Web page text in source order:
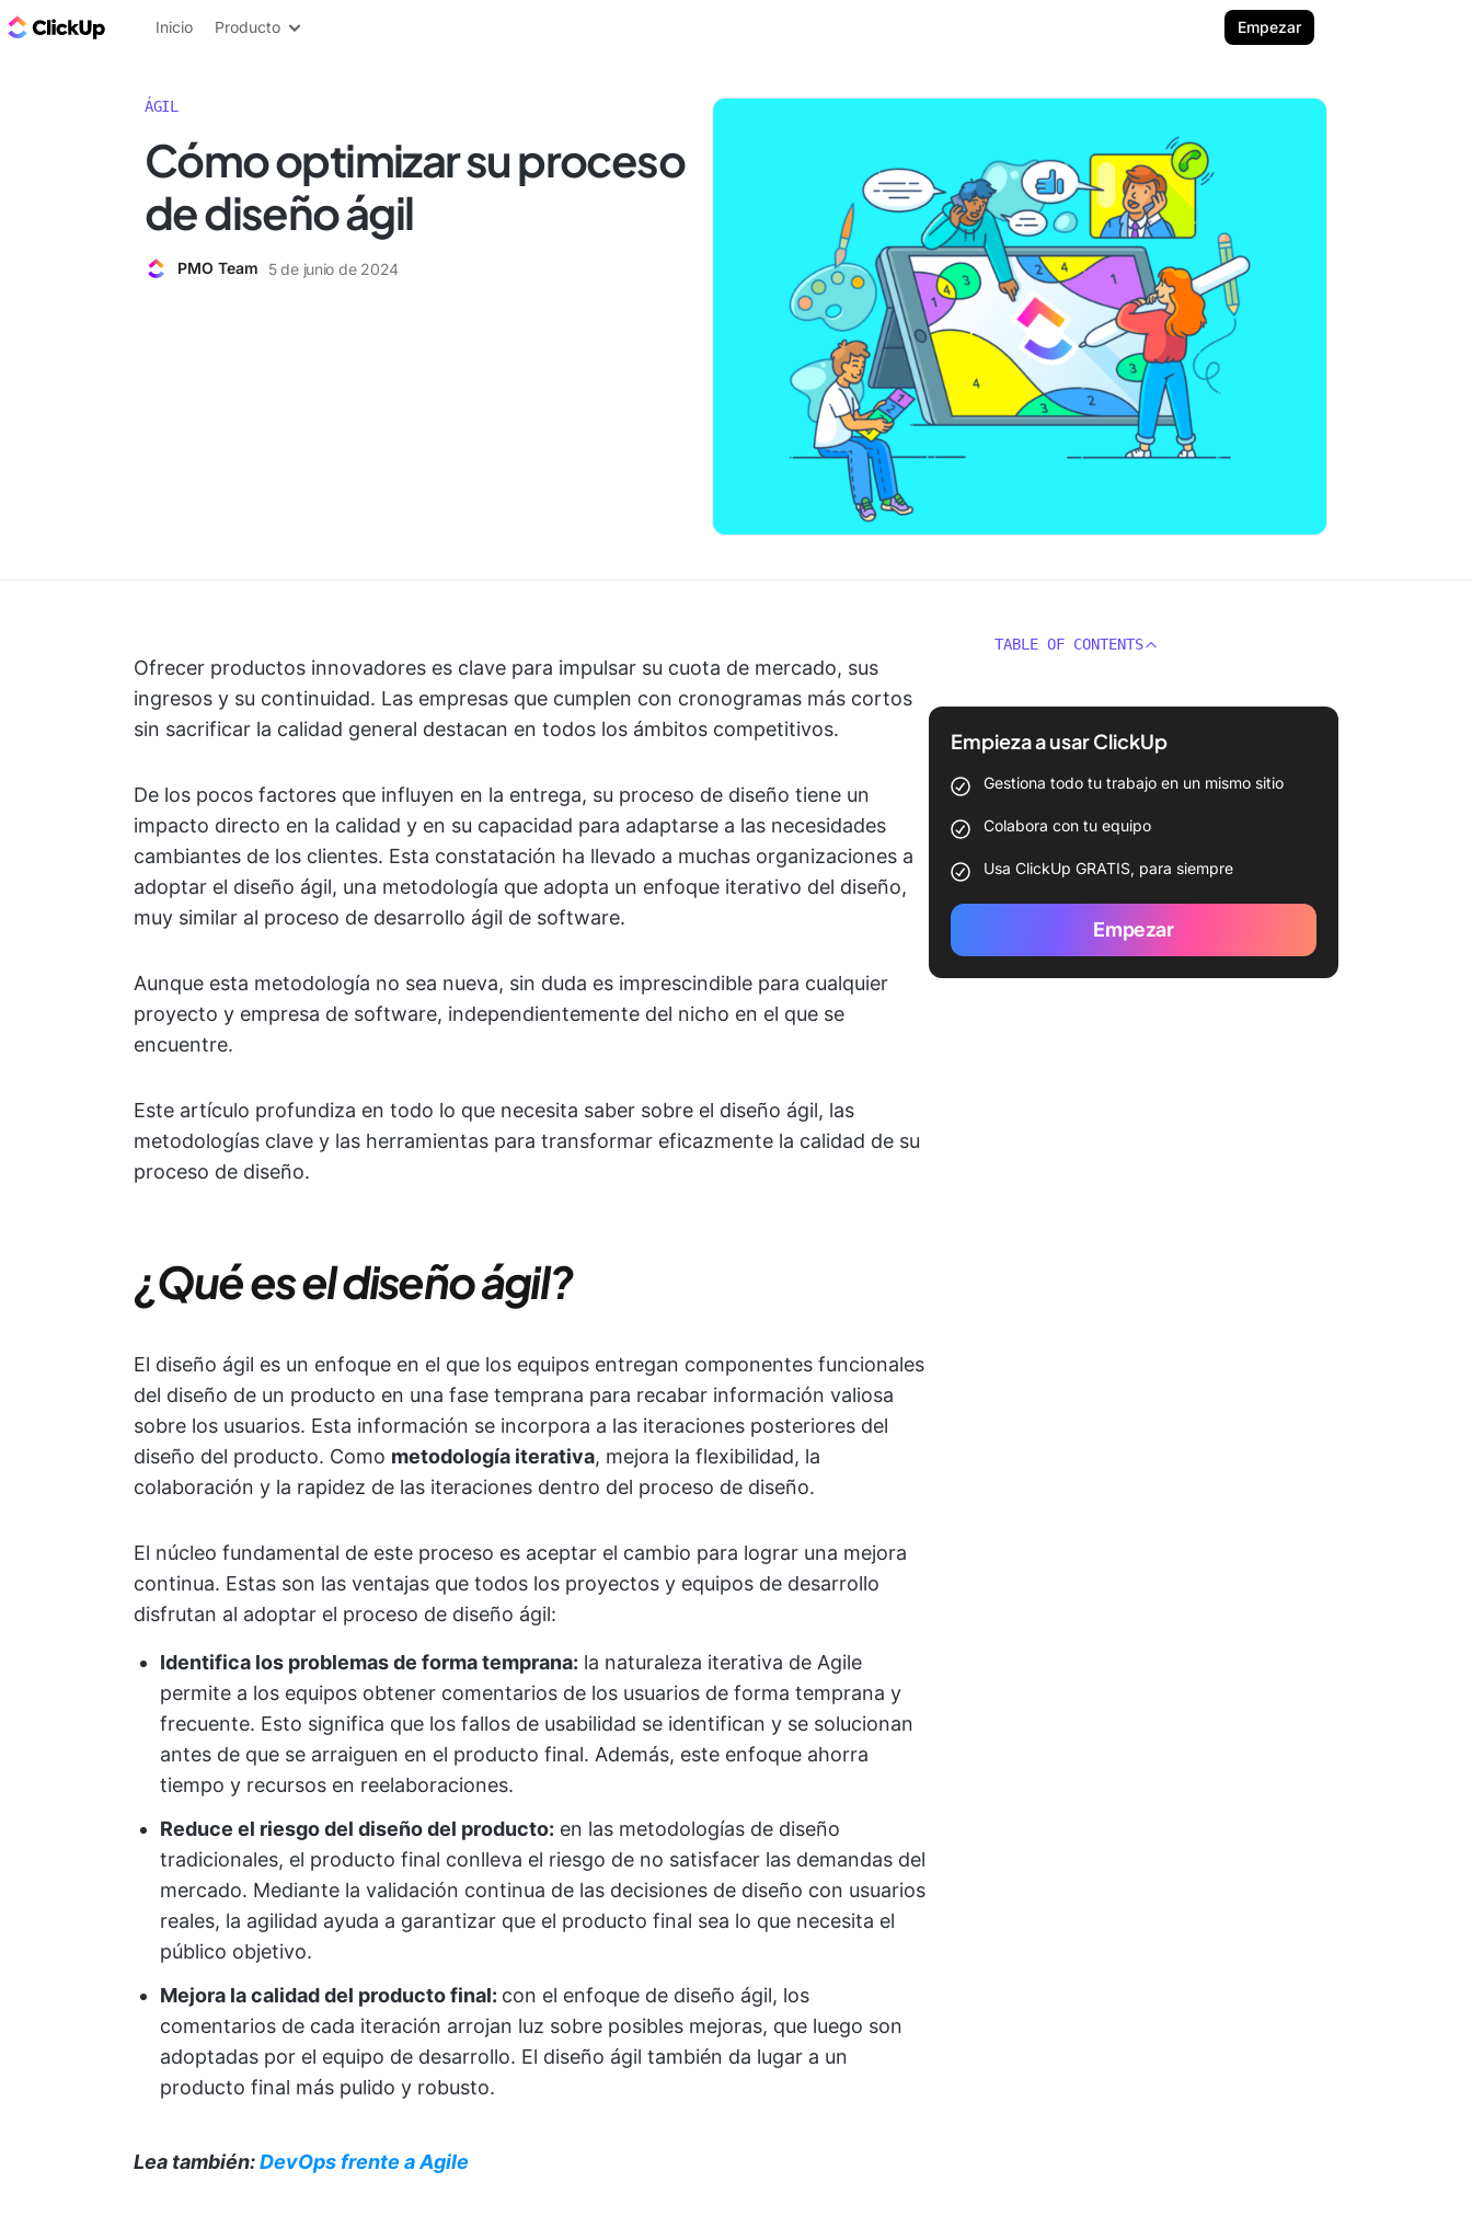
ClickUp Blog
Inicio Producto Empezar
ÁGIL
Cómo optimizar su proceso
de diseño ágil
PMO Team 5 de junio de 2024
Ofrecer productos innovadores es clave para impulsar su cuota de mercado, sus
ingresos y su continuidad. Las empresas que cumplen con cronogramas más cortos
sin sacrificar la calidad general destacan en todos los ámbitos competitivos.
De los pocos factores que influyen en la entrega, su proceso de diseño tiene un
impacto directo en la calidad y en su capacidad para adaptarse a las necesidades
cambiantes de los clientes. Esta constatación ha llevado a muchas organizaciones a
adoptar el diseño ágil, una metodología que adopta un enfoque iterativo del diseño,
muy similar al proceso de desarrollo ágil de software.
Aunque esta metodología no sea nueva, sin duda es imprescindible para cualquier
proyecto y empresa de software, independientemente del nicho en el que se
encuentre.
Este artículo profundiza en todo lo que necesita saber sobre el diseño ágil, las
metodologías clave y las herramientas para transformar eficazmente la calidad de su
proceso de diseño.
¿Qué es el diseño ágil?
El diseño ágil es un enfoque en el que los equipos entregan componentes funcionales
del diseño de un producto en una fase temprana para recabar información valiosa
sobre los usuarios. Esta información se incorpora a las iteraciones posteriores del
diseño del producto. Como metodología iterativa, mejora la flexibilidad, la
colaboración y la rapidez de las iteraciones dentro del proceso de diseño.
El núcleo fundamental de este proceso es aceptar el cambio para lograr una mejora
continua. Estas son las ventajas que todos los proyectos y equipos de desarrollo
disfrutan al adoptar el proceso de diseño ágil:
Identifica los problemas de forma temprana: la naturaleza iterativa de Agile
permite a los equipos obtener comentarios de los usuarios de forma temprana y
frecuente. Esto significa que los fallos de usabilidad se identifican y se solucionan
antes de que se arraiguen en el producto final. Además, este enfoque ahorra
tiempo y recursos en reelaboraciones.
Reduce el riesgo del diseño del producto: en las metodologías de diseño
tradicionales, el producto final conlleva el riesgo de no satisfacer las demandas del
mercado. Mediante la validación continua de las decisiones de diseño con usuarios
reales, la agilidad ayuda a garantizar que el producto final sea lo que necesita el
público objetivo.
Mejora la calidad del producto final: con el enfoque de diseño ágil, los
comentarios de cada iteración arrojan luz sobre posibles mejoras, que luego son
adoptadas por el equipo de desarrollo. El diseño ágil también da lugar a un
producto final más pulido y robusto.
Lea también:DevOps frente a Agile
TABLE OF CONTENTS
Empieza a usar ClickUp
Gestiona todo tu trabajo en un mismo sitio
Colabora con tu equipo
Usa ClickUp GRATIS, para siempre
Empezar